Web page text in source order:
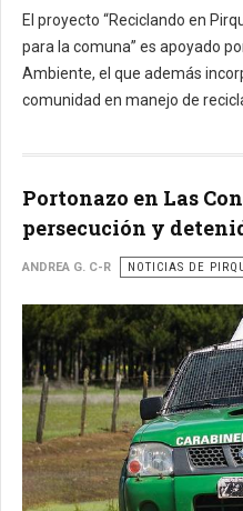
El proyecto “Reciclando en
para la comuna” es apoyado
Ambiente, el que además
comunidad en manejo de
Portonazo en Las
persecución y
ANDREA G. C-R NOTICIAS DE